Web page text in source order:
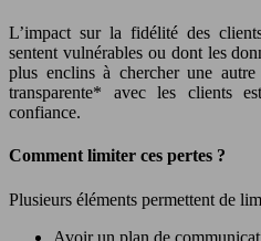
L’impact sur la fidélité des clients est direct. Des clients qui se
sentent vulnérables ou dont les
plus enclins à chercher une
transparente* avec les clients
confiance.
Comment limiter ces pertes ?
Plusieurs éléments permettent de
Avoir un plan de